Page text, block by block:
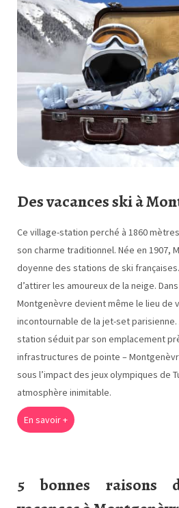
Des vacances ski à
Ce village-station perché à 1860
son charme traditionnel. Née en 1907,
doyenne des stations de ski
d’attirer les amoureux de la neige.
Montgenèvre devient même le lieu de
incontournable de la jet-set parisienne.
station séduit par son emplacement
infrastructures de pointe –
sous l’impact des jeux olympiques de
atmosphère inimitable.
En savoir +
5 bonnes raisons